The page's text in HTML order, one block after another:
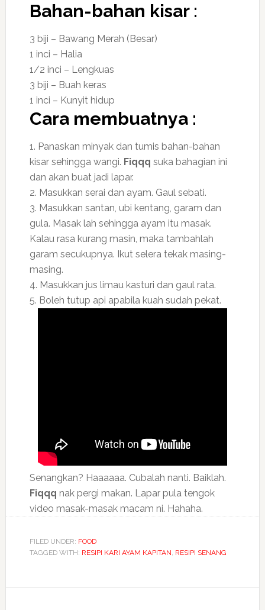
Bahan-bahan kisar :
3 biji – Bawang Merah (Besar)
1 inci – Halia
1/2 inci – Lengkuas
3 biji – Buah keras
1 inci – Kunyit hidup
Cara membuatnya :
1. Panaskan minyak dan tumis bahan-bahan
kisar sehingga wangi. Fiqqq suka bahagian ini
dan akan buat jadi lapar.
2. Masukkan serai dan ayam. Gaul sebati.
3. Masukkan santan, ubi kentang, garam dan
gula. Masak lah sehingga ayam itu masak.
Kalau rasa kurang masin, maka tambahlah
garam secukupnya. Ikut selera tekak masing-
masing.
4. Masukkan jus limau kasturi dan gaul rata.
5. Boleh tutup api apabila kuah sudah pekat.
Senangkan? Haaaaaa. Cubalah nanti. Baiklah.
Fiqqq nak pergi makan. Lapar pula tengok
video masak-masak macam ni. Hahaha.
FILED UNDER: FOOD
TAGGED WITH: RESIPI KARI AYAM KAPITAN, RESIPI SENANG